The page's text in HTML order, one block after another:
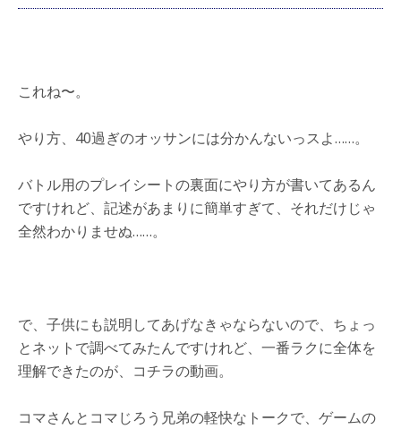
これね〜。
やり方、40過ぎのオッサンには分かんないっスよ……。
バトル用のプレイシートの裏面にやり方が書いてあるん
ですけれど、記述があまりに簡単すぎて、それだけじゃ
全然わかりませぬ……。
で、子供にも説明してあげなきゃならないので、ちょっ
とネットで調べてみたんですけれど、一番ラクに全体を
理解できたのが、コチラの動画。
コマさんとコマじろう兄弟の軽快なトークで、ゲームの